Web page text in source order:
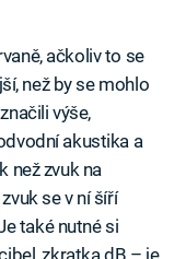
ačkoliv to se
než by se mohlo
výše,
akustika a
než zvuk na
se v ní šíří
také nutné si